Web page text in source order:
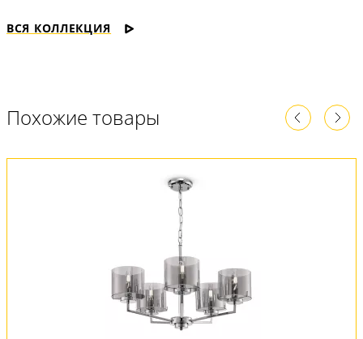
ВСЯ КОЛЛЕКЦИЯ
Похожие товары